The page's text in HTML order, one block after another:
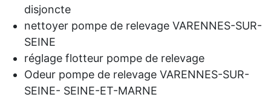
disjoncte
nettoyer pompe de relevage VARENNES-SUR-
SEINE
réglage flotteur pompe de relevage
Odeur pompe de relevage VARENNES-SUR-
SEINE- SEINE-ET-MARNE